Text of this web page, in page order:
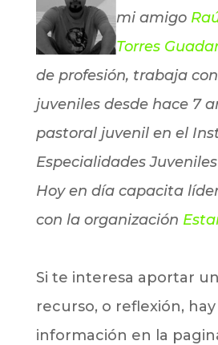
mi amigo
Torres
de profesión, trabaja
juveniles desde hace 7
pastoral juvenil en el
Especialidades
Hoy en día capacita
con la organización
Si te interesa aportar
recurso, o reflexión,
información en la